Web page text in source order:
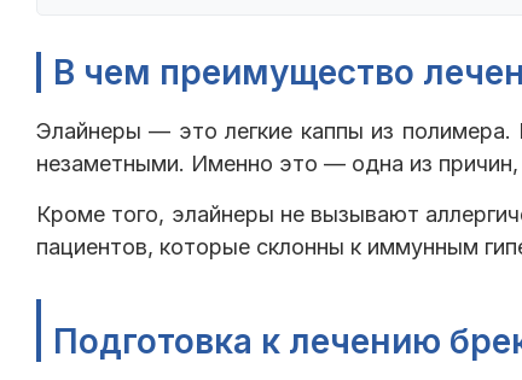
В чем преимущество
Элайнеры — это легкие каппы из полимера.
незаметными. Именно это — одна из
Кроме того, элайнеры не вызывают
пациентов, которые склонны к иммунным
Подготовка к лечению